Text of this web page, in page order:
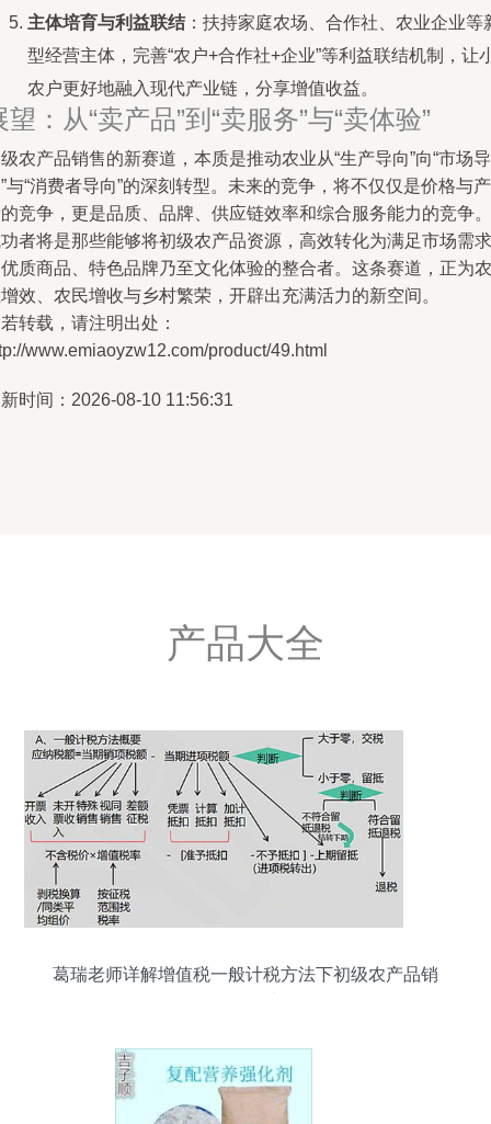
主体培育与利益联结：扶持家庭农场、合作社、农业企业等
型经营主体，完善“农户+合作社+企业”等利益联结机制，让
农户更好地融入现代产业链，分享增值收益。
望：从“卖产品”到“卖服务”与“卖体验”
农产品销售的新赛道，本质是推动农业从“生产导向”向“市场导
与“消费者导向”的深刻转型。未来的竞争，将不仅仅是价格与产
竞争，更是品质、品牌、供应链效率和综合服务能力的竞争。
者将是那些能够将初级农产品资源，高效转化为满足市场需求
质商品、特色品牌乃至文化体验的整合者。这条赛道，正为农
效、农民增收与乡村繁荣，开辟出充满活力的新空间。
转载，请注明出处：
www.emiaoyzw12.com/product/49.html
时间：2026-08-10 11:56:31
产品大全
葛瑞老师详解增值税一般计税方法下初级农产品销